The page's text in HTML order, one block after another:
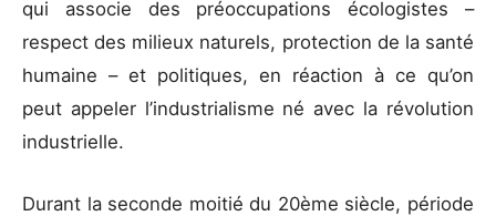
qui associe des préoccupations écologistes –
respect des milieux naturels, protection de la santé
humaine – et politiques, en réaction à ce qu’on
peut appeler l’industrialisme né avec la révolution
industrielle.
Durant la seconde moitié du 20ème siècle, période